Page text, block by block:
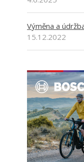
Výměna a
15.12.2022